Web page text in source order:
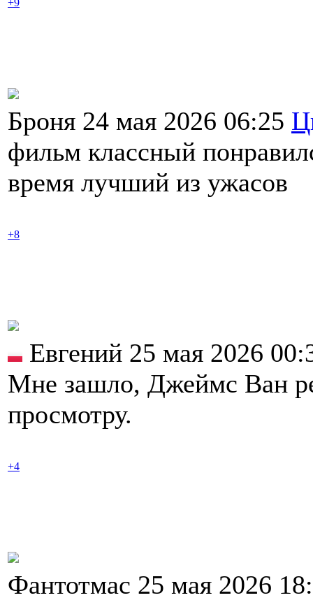
+9
Броня 24 мая 2026 06:25
фильм классный
время лучший из ужасов
+8
Евгений 25 мая 2026
Мне зашло, Джеймс Ван
просмотру.
+4
Фантотмас 25 мая 2026